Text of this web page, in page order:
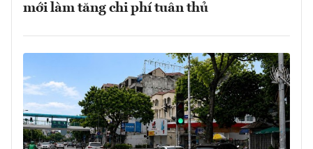
mới làm tăng chi phí tuân thủ